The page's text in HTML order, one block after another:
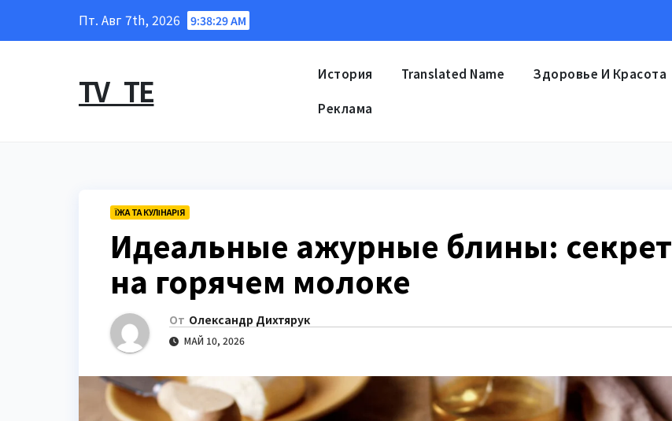
Пт. Авг 7th, 2026 9:38:31 AM
TV_TE История Translated Name Здоровье И Красота
Реклама
ЇЖА ТА КУЛІНАРІЯ
Идеальные ажурные блины: секрет
на горячем молоке
От Олександр Дихтярук
МАЙ 10, 2026